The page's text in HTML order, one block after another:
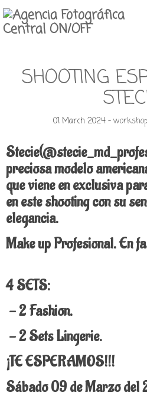
SHOOTING
01 March 2024 -
preciosa modelo
que viene en exclusiva
en este shooting con su
elegancia.
Make up Profesional.
4 SETS:
- 2 Fashion.
- 2 Sets Lingerie.
¡TE ESPERAMOS!!!
Sábado 09 de Marzo del